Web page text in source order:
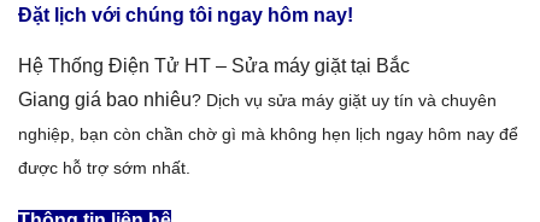
Đặt lịch với chúng tôi ngay hôm nay!
Hệ Thống Điện Tử HT – Sửa máy giặt tại Bắc
Giang giá bao nhiêu? Dịch vụ sửa máy giặt uy tín và chuyên
nghiệp, bạn còn chần chờ gì mà không hẹn lịch ngay hôm nay để
được hỗ trợ sớm nhất.